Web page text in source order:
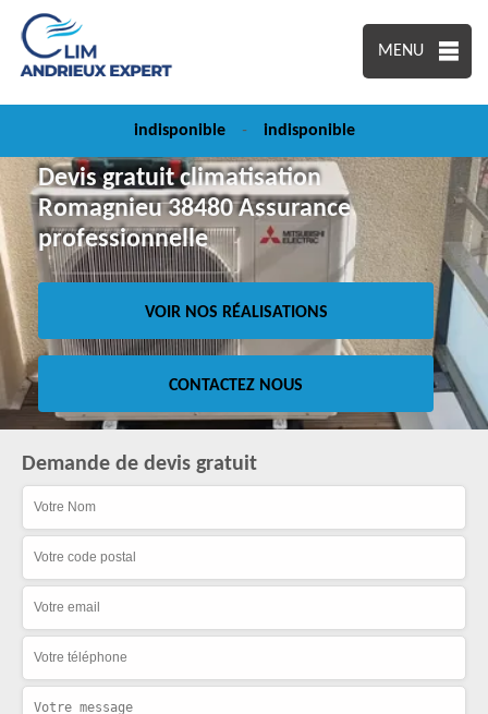
MENU
indisponible - indisponible
Devis gratuit climatisation
Romagnieu 38480 Assurance
professionnelle
VOIR NOS RÉALISATIONS
CONTACTEZ NOUS
Demande de devis gratuit